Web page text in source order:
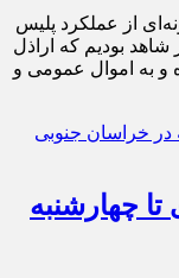
و اوباش در طرح اقتدار 3 نمونه‌ای از عملکرد پلیس
بودیم که اراذل
و به اموال عمومی و
تا چهارشنبه